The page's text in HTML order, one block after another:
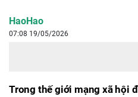
HaoHao
07:08 19/05/2026
Trong thế giới mạng xã hội